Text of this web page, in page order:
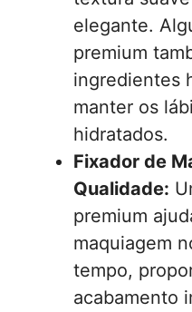
elegante.
premium
ingredientes
manter os
hidratados.
Fixador de
Qualidade:
premium
maquiagem
tempo,
acabamento